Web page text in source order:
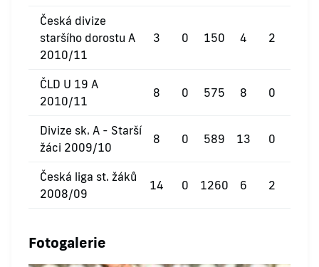
Česká divize
staršího dorostu A
2010/11
3 0 150 4 2
ČLD U 19 A
2010/11
8 0 575 8 0
Divize sk. A - Starší
žáci 2009/10
8 0 589 13 0
Česká liga st. žáků
2008/09
14 0 1260 6 2
Fotogalerie